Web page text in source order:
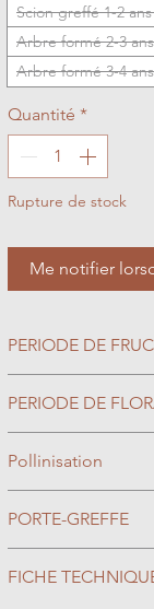
Scion greffé 1-2
Arbre formé 2-3
Arbre formé 3-4
Quantité *
Rupture de stock
Me notifier
PERIODE DE
PERIODE DE
Pollinisation
prunier telle que
Catherine,
exemple est
PORTE-GREFFE
mise à fruits
FICHE